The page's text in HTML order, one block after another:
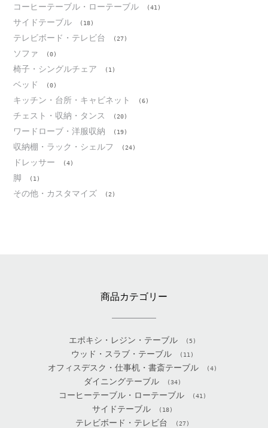
コーヒーテーブル・ローテーブル (41)
サイドテーブル (18)
テレビボード・テレビ台 (27)
ソファ (0)
椅子・シングルチェア (1)
ベッド (0)
キッチン・台所・キャビネット (6)
チェスト・収納・タンス (20)
ワードローブ・洋服収納 (19)
収納棚・ラック・シェルフ (24)
ドレッサー (4)
脚 (1)
その他・カスタマイズ (2)
商品カテゴリー
エポキシ・レジン・テーブル (5)
ウッド・スラブ・テーブル (11)
オフィスデスク・仕事机・書斎テーブル (4)
ダイニングテーブル (34)
コーヒーテーブル・ローテーブル (41)
サイドテーブル (18)
テレビボード・テレビ台 (27)